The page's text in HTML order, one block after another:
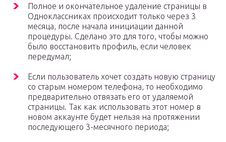
Полное и окончательное удаление страницы в
Одноклассниках происходит только через 3
месяца, после начала инициации данной
процедуры. Сделано это для того, чтобы можно
было восстановить профиль, если человек
передумал;
Если пользователь хочет создать новую страницу
со старым номером телефона, то необходимо
предварительно отвязать его от удаляемой
страницы. Так как использовать этот номер в
новом аккаунте будет нельзя на протяжении
последующего 3-месячного периода;